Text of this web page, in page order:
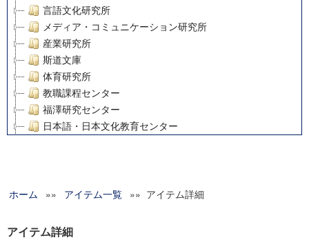
言語文化研究所
メディア・コミュニケーション研究所
産業研究所
斯道文庫
体育研究所
教職課程センター
福澤研究センター
日本語・日本文化教育センター
グローバルリサーチインスティテュート
科学研究費補助金研究成果報告書
ホーム »» アイテム一覧 »» アイテム詳細
アイテム詳細